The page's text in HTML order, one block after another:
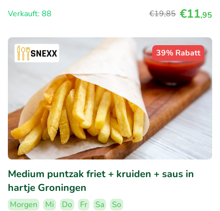
Verkauft: 88
€19,85 €11,95
39% Rabatt
Medium puntzak friet + kruiden + saus in
hartje Groningen
Morgen Mi Do Fr Sa
So